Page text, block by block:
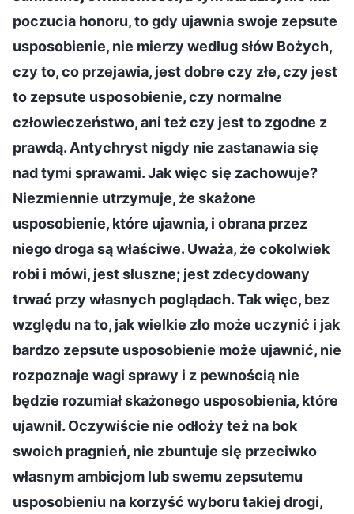
poczucia honoru, to gdy ujawnia swoje zepsute
usposobienie, nie mierzy według słów Bożych,
czy to, co przejawia, jest dobre czy złe, czy jest
to zepsute usposobienie, czy normalne
człowieczeństwo, ani też czy jest to zgodne z
prawdą. Antychryst nigdy nie zastanawia się
nad tymi sprawami. Jak więc się zachowuje?
Niezmiennie utrzymuje, że skażone
usposobienie, które ujawnia, i obrana przez
niego droga są właściwe. Uważa, że cokolwiek
robi i mówi, jest słuszne; jest zdecydowany
trwać przy własnych poglądach. Tak więc, bez
względu na to, jak wielkie zło może uczynić i jak
bardzo zepsute usposobienie może ujawnić, nie
rozpoznaje wagi sprawy i z pewnością nie
będzie rozumiał skażonego usposobienia, które
ujawnił. Oczywiście nie odłoży też na bok
swoich pragnień, nie zbuntuje się przeciwko
własnym ambicjom lub swemu zepsutemu
usposobieniu na korzyść wyboru takiej drogi,